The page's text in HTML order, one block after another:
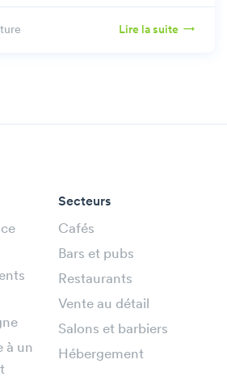
l'accès des visiteurs.
Lire la suite
à un
Secteurs
Cafés
Bars et pubs
Restaurants
Vente au détail
Salons et barbiers
Hébergement